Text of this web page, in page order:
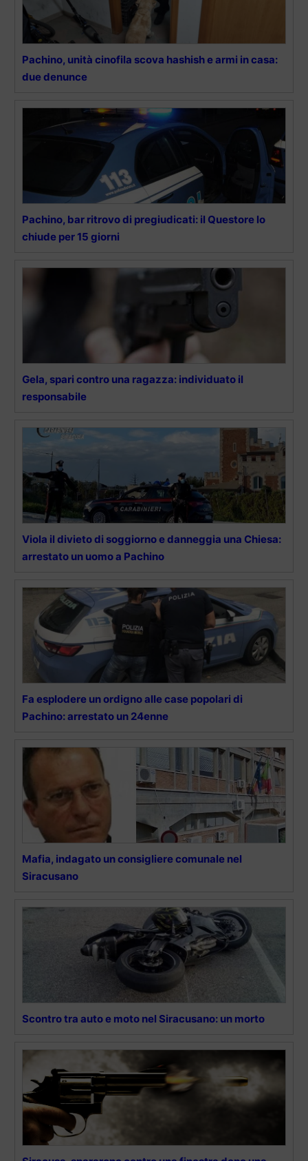
Pachino, unità cinofila scova hashish e armi in casa:
due denunce
Pachino, bar ritrovo di pregiudicati: il Questore lo
chiude per 15 giorni
Gela, spari contro una ragazza: individuato il
responsabile
Viola il divieto di soggiorno e danneggia una Chiesa:
arrestato un uomo a Pachino
Fa esplodere un ordigno alle case popolari di
Pachino: arrestato un 24enne
Mafia, indagato un consigliere comunale nel
Siracusano
Scontro tra auto e moto nel Siracusano: un morto